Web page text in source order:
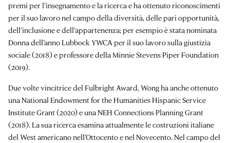
premi per l’insegnamento e la ricerca e ha ottenuto riconoscimenti
per il suo lavoro nel campo della diversità, delle pari opportunità,
dell’inclusione e dell’appartenenza; per esempio è stata nominata
Donna dell’anno Lubbock YWCA per il suo lavoro sulla giustizia
sociale (2018) e professore della Minnie Stevens Piper Foundation
(2019).
Due volte vincitrice del Fulbright Award, Wong ha anche ottenuto
una National Endowment for the Humanities Hispanic Service
Institute Grant (2020) e una NEH Connections Planning Grant
(2018). La sua ricerca esamina attualmente le costruzioni italiane
del West americano nell’Ottocento e nel Novecento. Nel campo del